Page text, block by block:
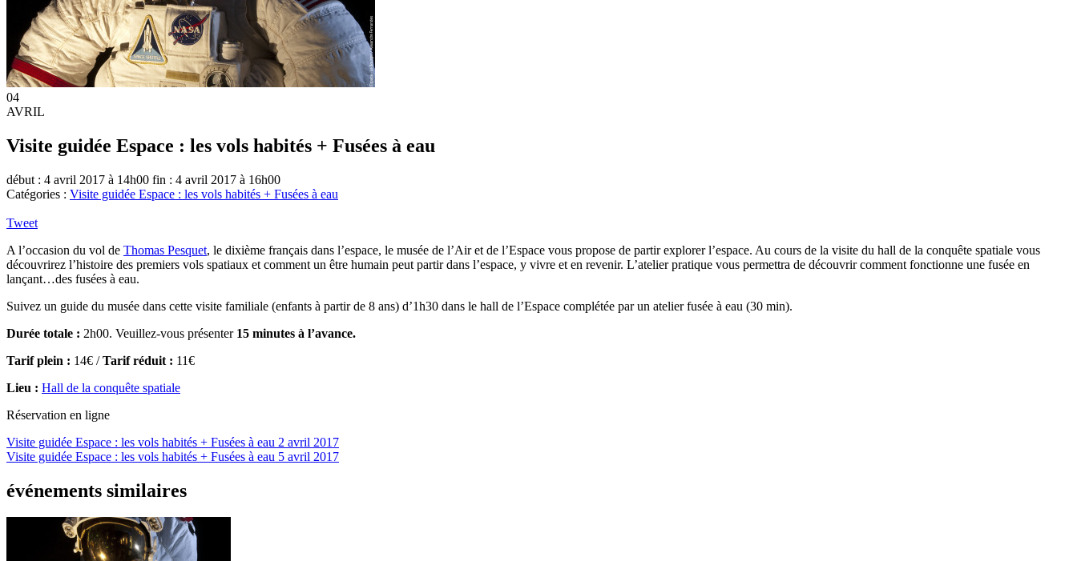
04
AVRIL
Visite guidée Espace : les vols habités + Fusées à eau
début : 4 avril 2017 à 14h00 fin : 4 avril 2017 à 16h00
Catégories : Visite guidée Espace : les vols habités + Fusées à eau
Tweet
A l’occasion du vol de Thomas Pesquet, le dixième français dans l’espace, le musée de l’Air et de l’Espace vous propose de partir explorer l’espace. Au cours de la visite du hall de la conquête spatiale vous
découvrirez l’histoire des premiers vols spatiaux et comment un être humain peut partir dans l’espace, y vivre et en revenir. L’atelier pratique vous permettra de découvrir comment fonctionne une fusée en
lançant…des fusées à eau.
Suivez un guide du musée dans cette visite familiale (enfants à partir de 8 ans) d’1h30 dans le hall de l’Espace complétée par un atelier fusée à eau (30 min).
Durée totale : 2h00. Veuillez-vous présenter 15 minutes à l’avance.
Tarif plein : 14€ /Tarif réduit : 11€
Lieu : Hall de la conquête spatiale
Réservation en ligne
Visite guidée Espace : les vols habités + Fusées à eau 2 avril 2017
Visite guidée Espace : les vols habités + Fusées à eau 5 avril 2017
événements similaires